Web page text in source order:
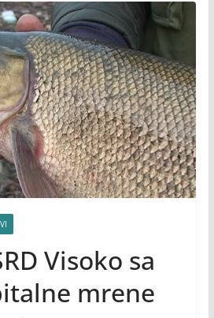
Visoko sa
mrene